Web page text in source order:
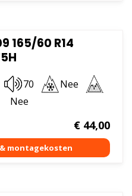
165/60 R14
70
Nee
Nee
€44,00